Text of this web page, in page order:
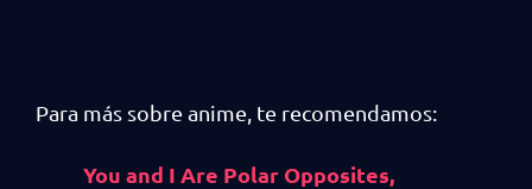
Para más sobre anime, te recomendamos:
You and I Are Polar Opposites,